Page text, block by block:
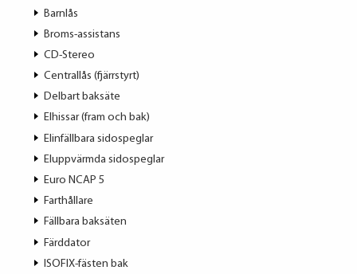
Barnlås
Broms-assistans
CD-Stereo
Centrallås (fjärrstyrt)
Delbart baksäte
Elhissar (fram och bak)
Elinfällbara sidospeglar
Eluppvärmda sidospeglar
Euro NCAP 5
Farthållare
Fällbara baksäten
Färddator
ISOFIX-fästen bak